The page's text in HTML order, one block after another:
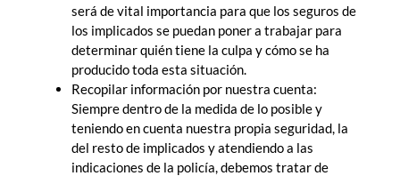
será de vital importancia para que los seguros de
los implicados se puedan poner a trabajar para
determinar quién tiene la culpa y cómo se ha
producido toda esta situación.
Recopilar información por nuestra cuenta:
Siempre dentro de la medida de lo posible y
teniendo en cuenta nuestra propia seguridad, la
del resto de implicados y atendiendo a las
indicaciones de la policía, debemos tratar de